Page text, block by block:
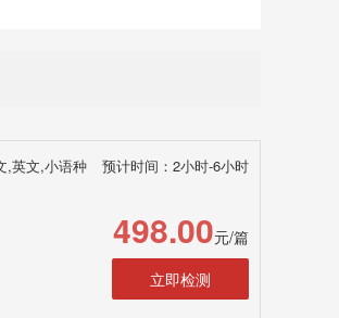
,英文,小语种 预计时间：2小时-6小时
498.00元/篇
立即检测